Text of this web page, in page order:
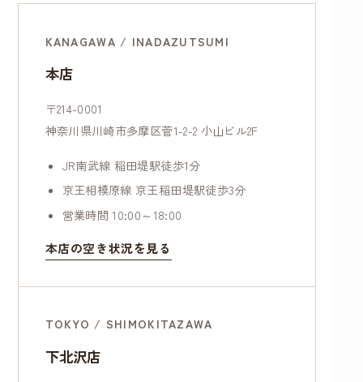
KANAGAWA / INADAZUTSUMI
本店
〒214-0001
神奈川県川崎市多摩区菅1-2-2 小山ビル2F
JR南武線 稲田堤駅徒歩1分
京王相模原線 京王稲田堤駅徒歩3分
営業時間 10:00～18:00
本店の空き状況を見る
TOKYO / SHIMOKITAZAWA
下北沢店